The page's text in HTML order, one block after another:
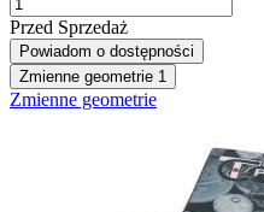
Przed Sprzedaż
Powiadom o dostępności
Zmienne geometrie 1
Zmienne geometrie